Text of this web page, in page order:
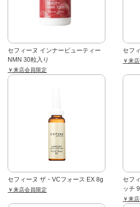
セフィーヌ インナービューティー
NMN 30粒入り
￥来店会員限定
セフ
￥来
セフィーヌ ザ・VCフォース EX 8g
￥来店会員限定
セフ
ッチ
￥来